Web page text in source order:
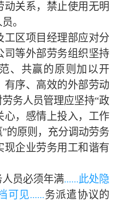
动关系，禁止使用无明
。
工区项目经理部应对分
司等外部劳务组织坚持
、共赢的原则加以开
有序、高效的外部劳动
务人员管理应坚持“政
心，感情上投入，工作
”的原则，充分调动劳务
现企业劳务用工和谐有
员必须年满......此处隐
可见......务派遣协议的